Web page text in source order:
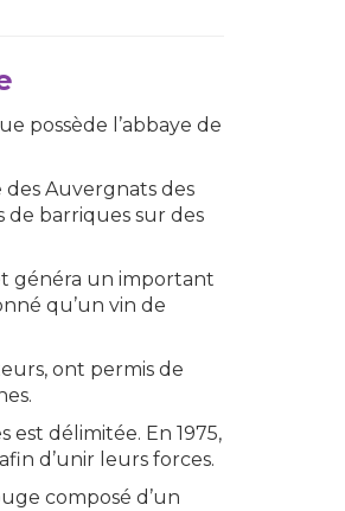
possède l’abbaye de
des Auvergnats des
de barriques sur des
généra un important
qu’un vin de
ont permis de
délimitée. En 1975,
d’unir leurs forces.
composé d’un